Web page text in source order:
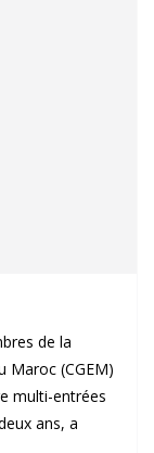
de la
Maroc (CGEM)
multi-entrées
ans, a